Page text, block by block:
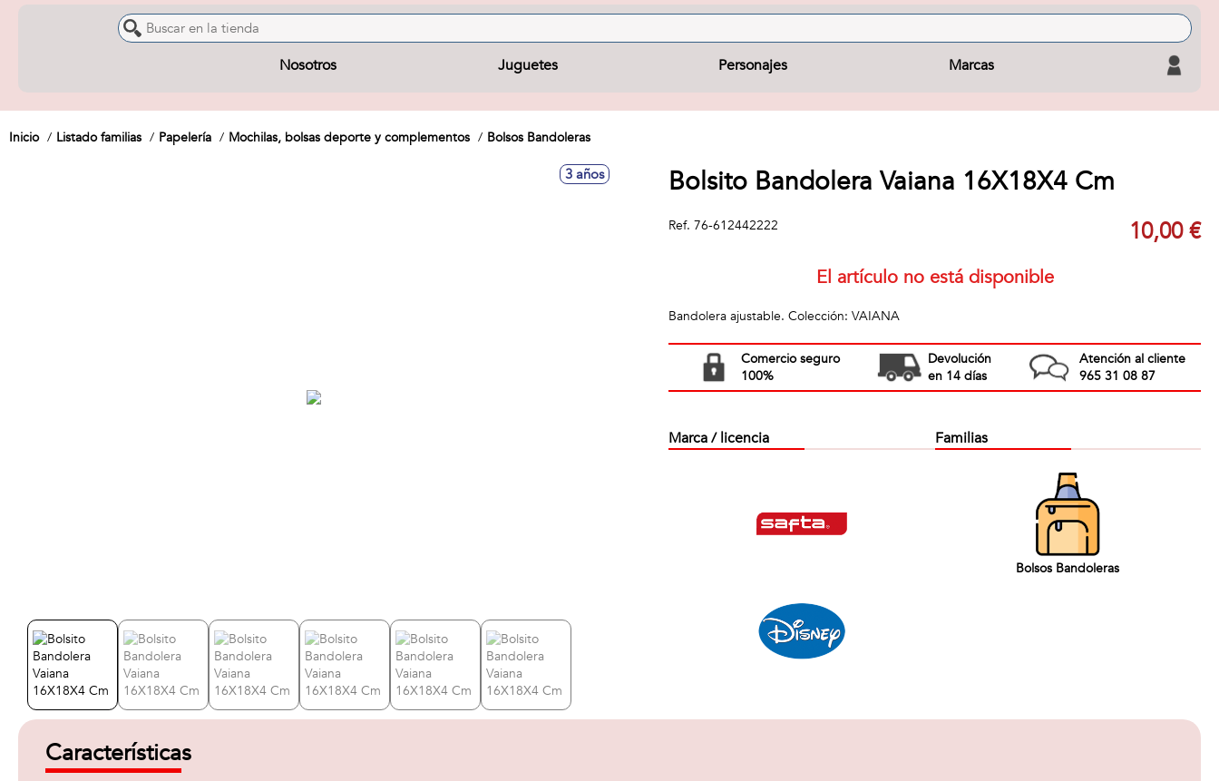
Nosotros Juguetes Personajes Marcas
Inicio Listado familias Papelería Mochilas, bolsas deporte y complementos Bolsos Bandoleras
3 años Bolsito Bandolera Vaiana 16X18X4 Cm
Ref. 76-612442222 10,00 €
El artículo no está disponible
Bandolera ajustable. Colección: VAIANA
Comercio seguro
100%
Devolución
en 14 días
Atención al cliente
965 31 08 87
Marca / licencia Familias
Bolsos Bandoleras
Características